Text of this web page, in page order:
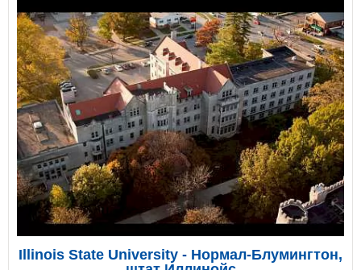
Illinois State University - Нормал-Блумингтон,